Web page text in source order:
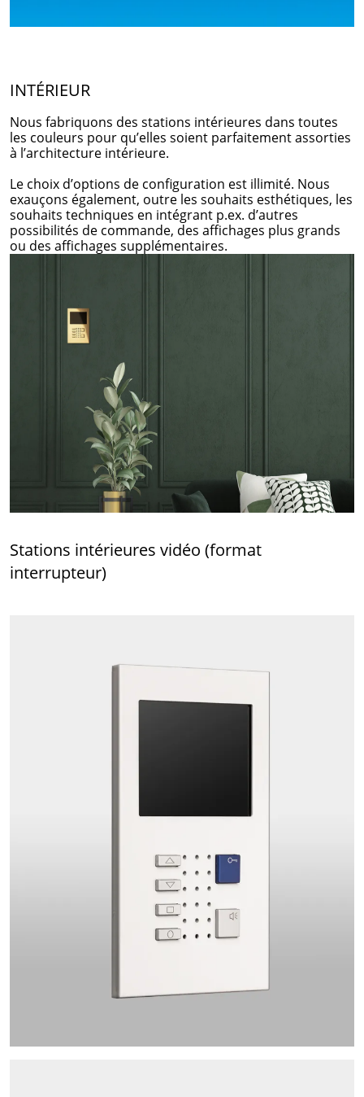
INTÉRIEUR
Nous fabriquons des stations intérieures dans toutes
les couleurs pour qu’elles soient parfaitement assorties
à l’architecture intérieure.
Le choix d’options de configuration est illimité. Nous
exauçons également, outre les souhaits esthétiques, les
souhaits techniques en intégrant p.ex. d’autres
possibilités de commande, des affichages plus grands
ou des affichages supplémentaires.
Stations intérieures vidéo (format
interrupteur)